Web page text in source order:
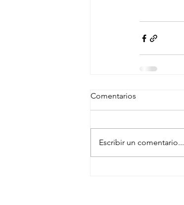
Comentarios
Escribir un comentario...